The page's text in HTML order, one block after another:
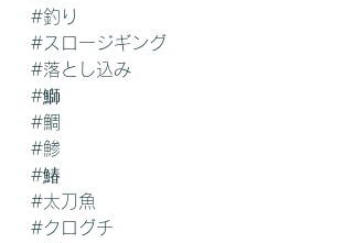
#釣り
#スロージギング
#落とし込み
#鰤
#鯛
#鯵
#鰆
#太刀魚
#クログチ